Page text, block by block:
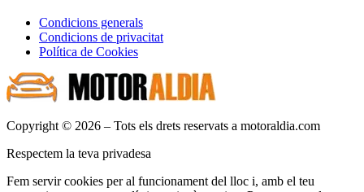
Condicions generals
Condicions de privacitat
Política de Cookies
Copyright © 2026 – Tots els drets reservats a motoraldia.com
Respectem la teva privadesa
Fem servir cookies per al funcionament del lloc i, amb el teu